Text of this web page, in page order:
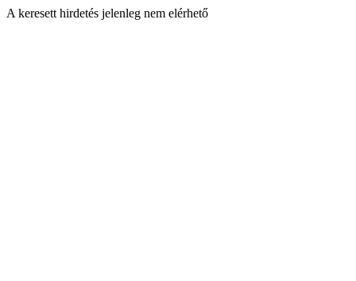
A keresett hirdetés jelenleg nem elérhető